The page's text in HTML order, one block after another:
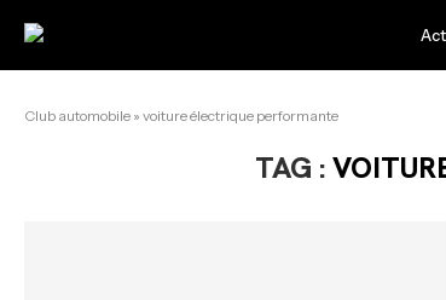
Club automobile » voiture électrique performante
TAG :